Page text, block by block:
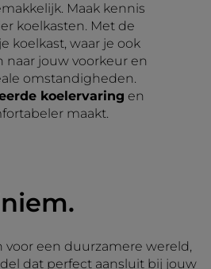
Maak kennis
koelkasten. Met de
koelkast, waar je ook
naar jouw voorkeur en
omstandigheden.
koelervaring en
maakt.
voor een duurzamere wereld,
dat perfect aansluit bij jouw